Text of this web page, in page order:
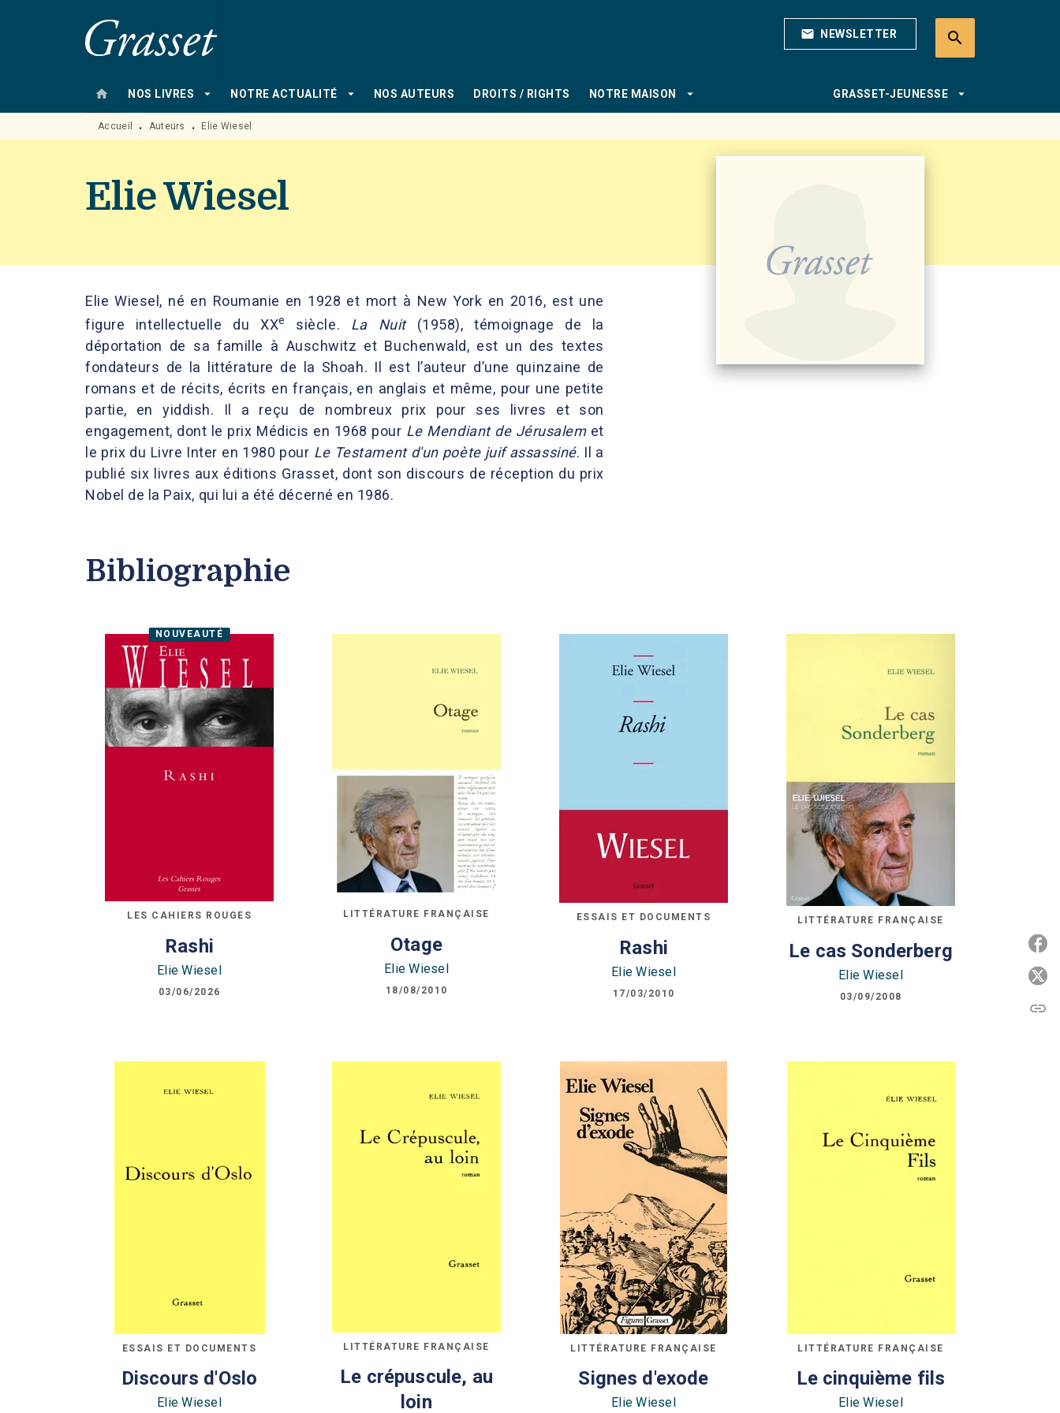
MENU RECHERCHE mail NEWSLETTER search
home NOS LIVRES arrow_drop_down NOTRE ACTUALITÉ arrow_drop_down NOS AUTEURS DROITS / RIGHTS NOTRE MAISON arrow_drop_down GRASSET-JEUNESSE arrow_drop_down
Accueil • Auteurs • Elie Wiesel
Elie Wiesel
Elie Wiesel, né en Roumanie en 1928 et mort à New York en 2016, est une
figure intellectuelle du XXe siècle. La Nuit(1958), témoignage de la
déportation de sa famille à Auschwitz et Buchenwald, est un des textes
fondateurs de la littérature de la Shoah. Il est l’auteur d’une quinzaine de
romans et de récits, écrits en français, en anglais et même, pour une petite
partie, en yiddish. Il a reçu de nombreux prix pour ses livres et son
engagement, dont le prix Médicis en 1968 pour Le Mendiant de Jérusalemet
le prix du Livre Inter en 1980 pour Le Testament d'un poète juif assassiné. Il a
publié six livres aux éditions Grasset, dont son discours de réception du prix
Nobel de la Paix, qui lui a été décerné en 1986.
Bibliographie
NOUVEAUTÉ
LES CAHIERS ROUGES
Rashi
Elie Wiesel
03/06/2026
LITTÉRATURE FRANÇAISE
Otage
Elie Wiesel
18/08/2010
ESSAIS ET DOCUMENTS
Rashi
Elie Wiesel
17/03/2010
LITTÉRATURE FRANÇAISE
Le cas Sonderberg
Elie Wiesel
03/09/2008
ESSAIS ET DOCUMENTS
Discours d'Oslo
Elie Wiesel
LITTÉRATURE FRANÇAISE
Le crépuscule, au
loin
LITTÉRATURE FRANÇAISE
Signes d'exode
Elie Wiesel
LITTÉRATURE FRANÇAISE
Le cinquième fils
Elie Wiesel
link